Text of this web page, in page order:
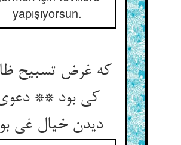
yapışıyorsun.
که غرض تسبیح
کی بود **
دیدن خیال غی